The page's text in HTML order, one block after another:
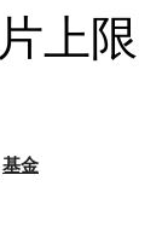
上限
基金